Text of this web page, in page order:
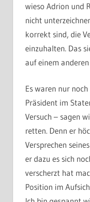
wieso Adrion und
nicht
korrekt sind, die
einzuhalten. Das
auf einem
Es waren nur
Präsident im
Versuch – sagen
retten. Denn er
Versprechen
er dazu es sich
verscherzt hat
Position im